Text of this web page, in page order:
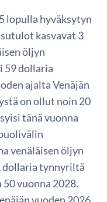
lopulla hyväksytyn
kasvavat 3
öljyn
59 dollaria
ajalta Venäjän
on ollut noin 20
tänä vuonna
venäläisen öljyn
dollaria tynnyriltä
vuonna 2028.
vuoden 2026